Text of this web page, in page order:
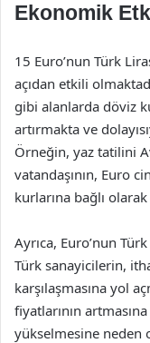
Ekonomik
15 Euro’nun Türk
açıdan etkili
gibi alanlarda döviz
artırmakta ve
Örneğin, yaz tatilini
vatandaşının, Euro
kurlarına bağlı
Ayrıca, Euro’nun
Türk sanayicilerin,
karşılaşmasına yol
fiyatlarının
yükselmesine neden